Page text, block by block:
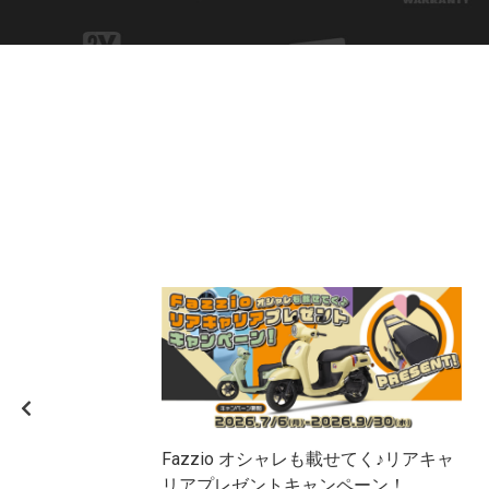
Fazzio オシャレも載せてく♪リアキャ